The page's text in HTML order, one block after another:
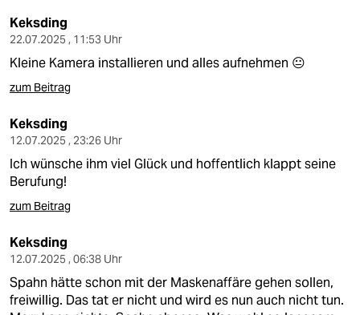
Keksding
22.07.2025 , 11:53 Uhr
Kleine Kamera installieren und alles aufnehmen 😐
zum Beitrag
Keksding
12.07.2025 , 23:26 Uhr
Ich wünsche ihm viel Glück und hoffentlich klappt seine
Berufung!
zum Beitrag
Keksding
12.07.2025 , 06:38 Uhr
Spahn hätte schon mit der Maskenaffäre gehen sollen,
freiwillig. Das tat er nicht und wird es nun auch nicht tun.